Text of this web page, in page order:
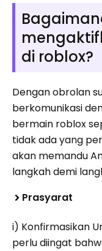
di roblox?
Dengan obrolan
berkomunikasi
bermain roblox
tidak ada yang
akan memandu
langkah demi
Prasyarat
i) Konfirmasikan
perlu diingat